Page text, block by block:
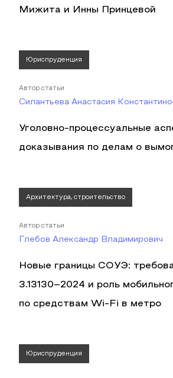
Мижита и Инны Принцевой
Юриспруденция
Автор статьи
Силантьева Анастасия
Уголовно-процессуальные
доказывания по делам о
Архитектура, строительство
Автор статьи
Глебов Александр Владимирович
Новые границы СОУЭ:
3.13130–2024 и роль
по средствам Wi‑Fi в метро
Юриспруденция